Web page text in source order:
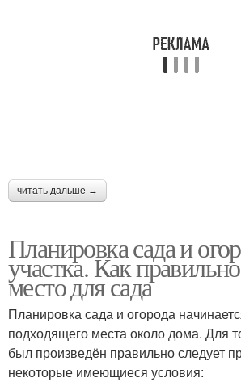
читать дальше →
Планировка сада и
участка. Как
место для сада
Планировка сада и огорода
подходящего места около дома. Для
был произведён правильно следует
некоторые имеющиеся условия: